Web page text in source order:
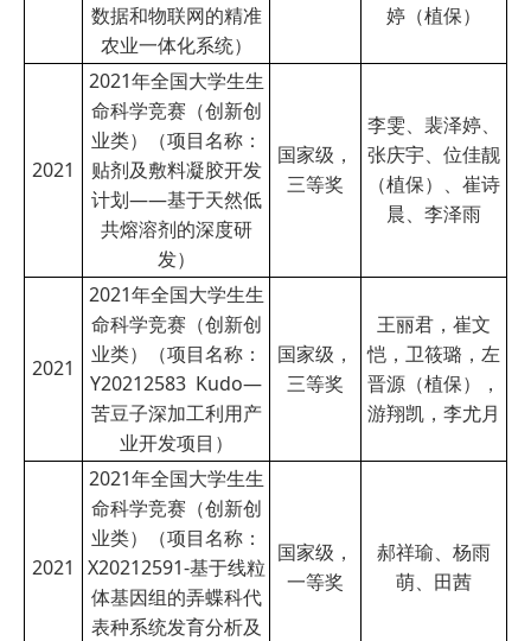
数据和物联网的精准
农业一体化系统）
婷（植保）
2021
2021年全国大学生生
命科学竞赛（创新创
业类）（项目名称：
贴剂及敷料凝胶开发
计划——基于天然低
共熔溶剂的深度研
发）
国家级，
三等奖
李雯、裴泽婷、
张庆宇、位佳靓
（植保）、崔诗
晨、李泽雨
2021
2021年全国大学生生
命科学竞赛（创新创
业类）（项目名称：
Y20212583 Kudo—
苦豆子深加工利用产
业开发项目）
国家级，
三等奖
王丽君，崔文
恺，卫筱璐，左
晋源（植保），
游翔凯，李尤月
2021
2021年全国大学生生
命科学竞赛（创新创
业类）（项目名称：
X20212591-基于线粒
体基因组的弄蝶科代
表种系统发育分析及
国家级，
一等奖
郝祥瑜、杨雨
萌、田茜